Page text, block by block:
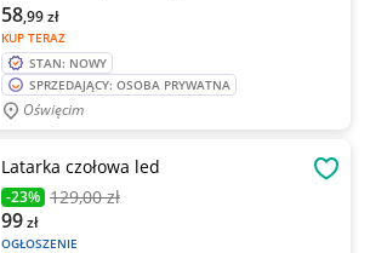
KUP TERAZ
58,99zł
STAN: NOWY
SPRZEDAJĄCY: OSOBA PRYWATNA
Oświęcim
Latarka czołowa led
-23% 129,00 zł
OGŁOSZENIE
99zł